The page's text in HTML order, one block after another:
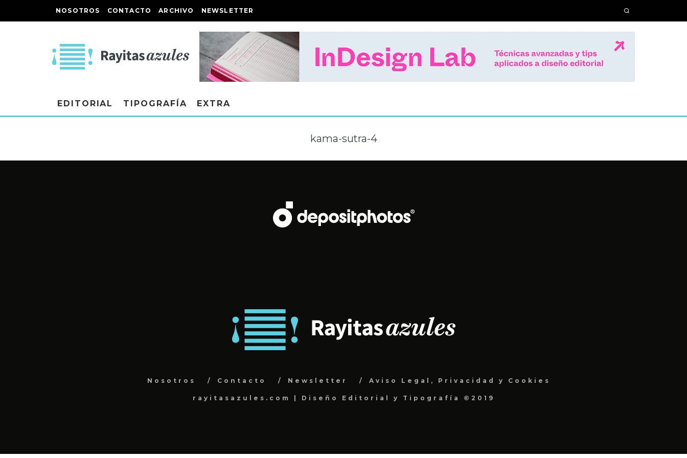
NOSOTROS CONTACTO ARCHIVO NEWSLETTER
EDITORIAL TIPOGRAFÍA EXTRA
kama-sutra-4
Nosotros Contacto Newsletter Aviso Legal, Privacidad y Cookies
rayitasazules.com | Diseño Editorial y Tipografía ©2019